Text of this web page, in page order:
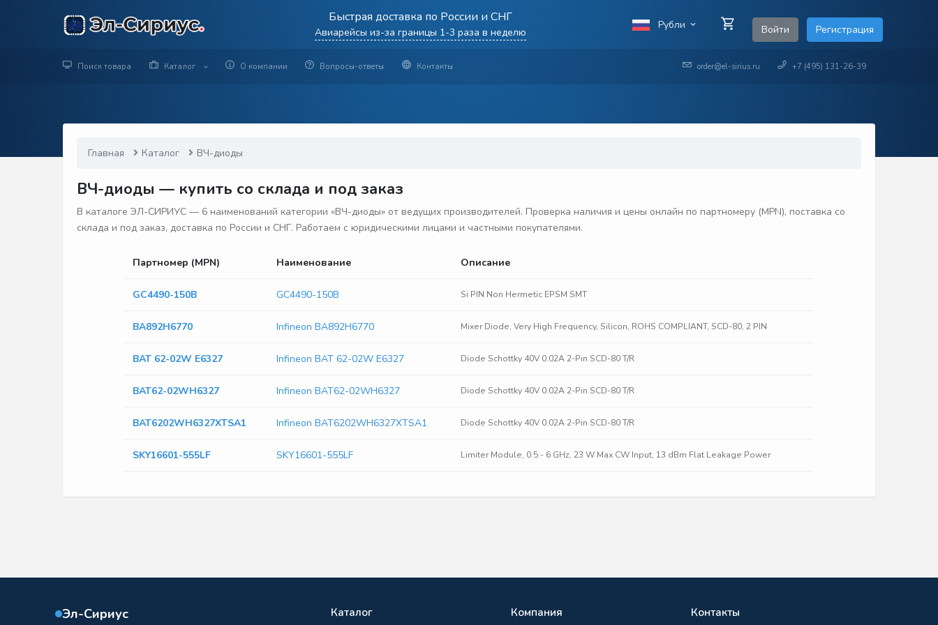
Быстрая доставка по России и СНГ
Авиарейсы из-за границы 1-3 раза в неделю
Рубли Войти Регистрация
Поиск товара Каталог О компании Вопросы-ответы Контакты order@el-sirius.ru +7 (495) 131-26-39
Главная Каталог ВЧ-диоды
ВЧ-диоды — купить со склада и под заказ
В каталоге ЭЛ-СИРИУС — 6 наименований категории «ВЧ-диоды» от ведущих производителей. Проверка наличия и цены онлайн по партномеру (MPN), поставка со
склада и под заказ, доставка по России и СНГ. Работаем с юридическими лицами и частными покупателями.
Партномер (MPN) Наименование Описание
GC4490-150B GC4490-150B Si PIN Non Hermetic EPSM SMT
BA892H6770 Infineon BA892H6770 Mixer Diode, Very High Frequency, Silicon, ROHS COMPLIANT, SCD-80, 2 PIN
BAT 62-02W E6327 Infineon BAT 62-02W E6327 Diode Schottky 40V 0.02A 2-Pin SCD-80 T/R
BAT62-02WH6327 Infineon BAT62-02WH6327 Diode Schottky 40V 0.02A 2-Pin SCD-80 T/R
BAT6202WH6327XTSA1 Infineon BAT6202WH6327XTSA1 Diode Schottky 40V 0.02A 2-Pin SCD-80 T/R
SKY16601-555LF SKY16601-555LF Limiter Module, 0.5 - 6 GHz, 23 W Max CW Input, 13 dBm Flat Leakage Power
Эл-Сириус Каталог Компания Контакты